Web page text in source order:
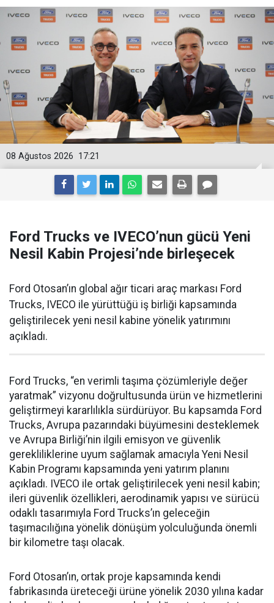
17:21
08 Ağustos 2026
Ford Trucks ve IVECO’nun gücü Yeni
Nesil Kabin Projesi’nde birleşecek
Ford Otosan’ın global ağır ticari araç markası Ford
Trucks, IVECO ile yürüttüğü iş birliği kapsamında
geliştirilecek yeni nesil kabine yönelik yatırımını
açıkladı.
Ford Trucks, “en verimli taşıma çözümleriyle değer
yaratmak” vizyonu doğrultusunda ürün ve hizmetlerini
geliştirmeyi kararlılıkla sürdürüyor. Bu kapsamda Ford
Trucks, Avrupa pazarındaki büyümesini desteklemek
ve Avrupa Birliği’nin ilgili emisyon ve güvenlik
gerekliliklerine uyum sağlamak amacıyla Yeni Nesil
Kabin Programı kapsamında yeni yatırım planını
açıkladı. IVECO ile ortak geliştirilecek yeni nesil kabin;
ileri güvenlik özellikleri, aerodinamik yapısı ve sürücü
odaklı tasarımıyla Ford Trucks’ın geleceğin
taşımacılığına yönelik dönüşüm yolculuğunda önemli
bir kilometre taşı olacak.
Ford Otosan’ın, ortak proje kapsamında kendi
fabrikasında üreteceği ürüne yönelik 2030 yılına kadar